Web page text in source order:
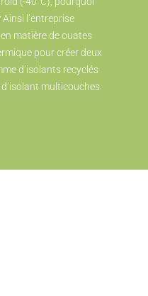
l’entreprise
matière de ouates
pour créer deux
d’isolants recyclés
multicouches.